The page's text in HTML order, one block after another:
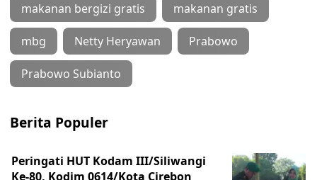
makanan bergizi gratis makanan gratis
mbg Netty Heryawan Prabowo
Prabowo Subianto
Berita Populer
Peringati HUT Kodam III/Siliwangi
Ke-80, Kodim 0614/Kota Cirebon